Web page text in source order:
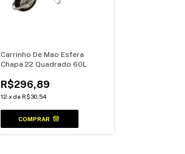
Carrinho De Mao Esfera
Chapa 22 Quadrado 60L
R$296,89
12 x de R$30,54